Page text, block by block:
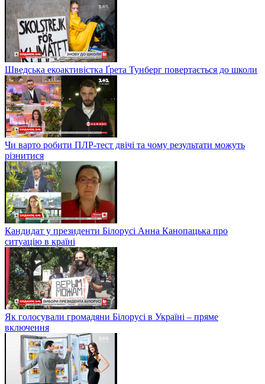
Шведська екоактивістка Ґрета Тунберг повертається до школи
Чи варто робити ПЛР-тест двічі та чому результати можуть
різнитися
Кандидат у президенти Білорусі Анна Канопацька про
ситуацію в країні
Як голосували громадяни Білорусі в Україні – пряме
включення